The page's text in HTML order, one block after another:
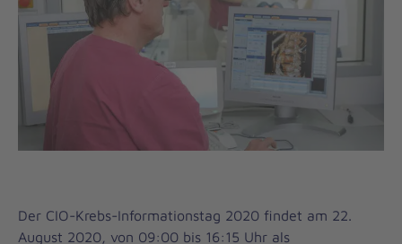
Der CIO-Krebs-Informationstag 2020 findet am 22.
August 2020, von 09:00 bis 16:15 Uhr als